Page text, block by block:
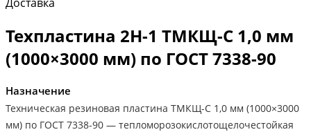
Техпластина 2Н-1 ТМКЩ-С 1,0 мм
(1000×3000 мм) по ГОСТ 7338-90
Назначение
Техническая резиновая пластина ТМКЩ-С 1,0 мм (1000×3000
мм) по ГОСТ 7338-90 — тепломорозокислотощелочестойкая